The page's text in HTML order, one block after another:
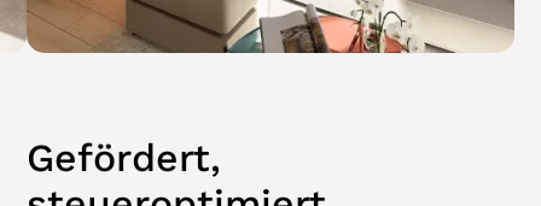
Gefördert,